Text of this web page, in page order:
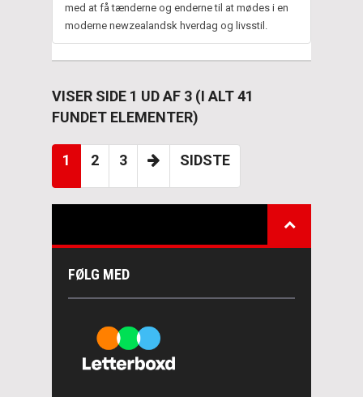
med at få tænderne og enderne til at mødes i en
moderne newzealandsk hverdag og livsstil.
VISER SIDE 1 UD AF 3 (I ALT 41
FUNDET ELEMENTER)
1 2 3 SIDSTE
FØLG MED